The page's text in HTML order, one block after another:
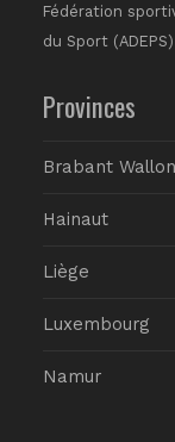
Fédération
du Sport
Provinces
Brabant Wallon
Hainaut
Liège
Luxembourg
Namur